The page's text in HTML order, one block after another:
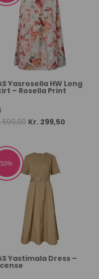
Yasrosella HW Long
– Rosella Print
599,00 Original
Kr. 599,00.
Kr. 299,50
50%
Yastimala Dress –